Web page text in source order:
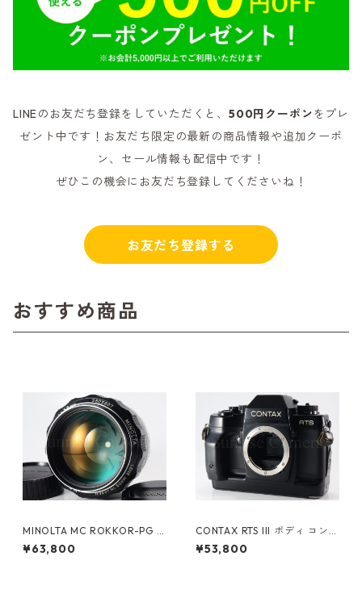
LINEのお友だち登録をしていただくと、500円クーポンをプレ
ゼント中です！お友だち限定の最新の商品情報や追加クーポ
ン、セール情報も配信中です！
ぜひこの機会にお友だち登録してくださいね！
お友だち登録する
おすすめ商品
MINOLTA MC ROKKOR-PG 5
8mm F1.2 整備済ミノルタ（61
200）
¥63,800
CONTAX RTS III ボディ コンタ
ックス（61257）
¥53,800